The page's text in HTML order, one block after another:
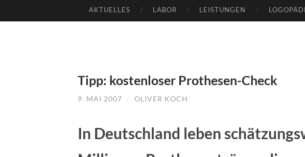
TO
AKTUELLES LABOR LEISTUNGEN
Tipp: kostenloser Prothesen-Check
9. MAI 2007 / OLIVER KOCH
In Deutschland leben